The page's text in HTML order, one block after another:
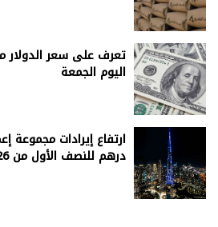
تعرف على سعر الدولار
اليوم الجمعة
درهم للنصف الأول من 2026